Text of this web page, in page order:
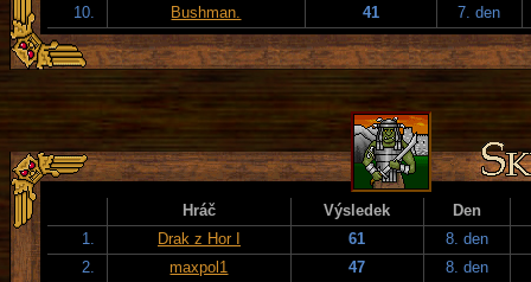
10.
Bushman. 41 7. den
Hráč Výsledek
Den
1.
Drak z Hor I 61
8. den
2.
maxpol1 47
8. den